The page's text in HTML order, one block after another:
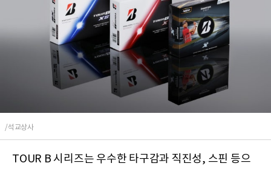
/석교상사
TOUR B 시리즈는 우수한 타구감과 직진성, 스핀 등으